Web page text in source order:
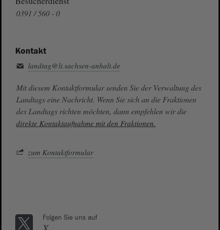
0391 / 560 - 0
Kontakt
landtag@lt.sachsen-anhalt.de
Mit diesem Kontaktformular senden Sie der Verwaltung des
Landtags eine Nachricht. Wenn Sie sich an die Fraktionen
des Landtags richten möchten, dann empfehlen wir die
direkte Kontaktaufnahme mit den Fraktionen.
zum Kontaktformular
Folgen Sie uns auf